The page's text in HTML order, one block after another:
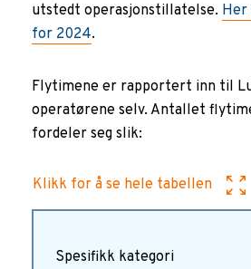
utstedt operasjonstillatelse. Her
for 2024.
Flytimene er rapportert inn til
operatørene selv. Antallet
fordeler seg slik:
Klikk for å se hele tabellen
Spesifikk kategori